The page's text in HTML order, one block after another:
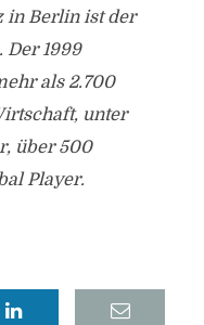
in Berlin ist der
Der 1999
als 2.700
unter
über 500
Player.